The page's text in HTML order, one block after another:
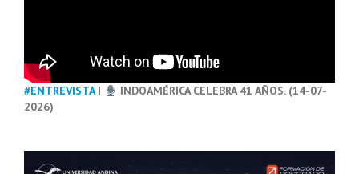
#ENTREVISTA|
INDOAMÉRICA CELEBRA 41 AÑOS. (14-07-
2026)